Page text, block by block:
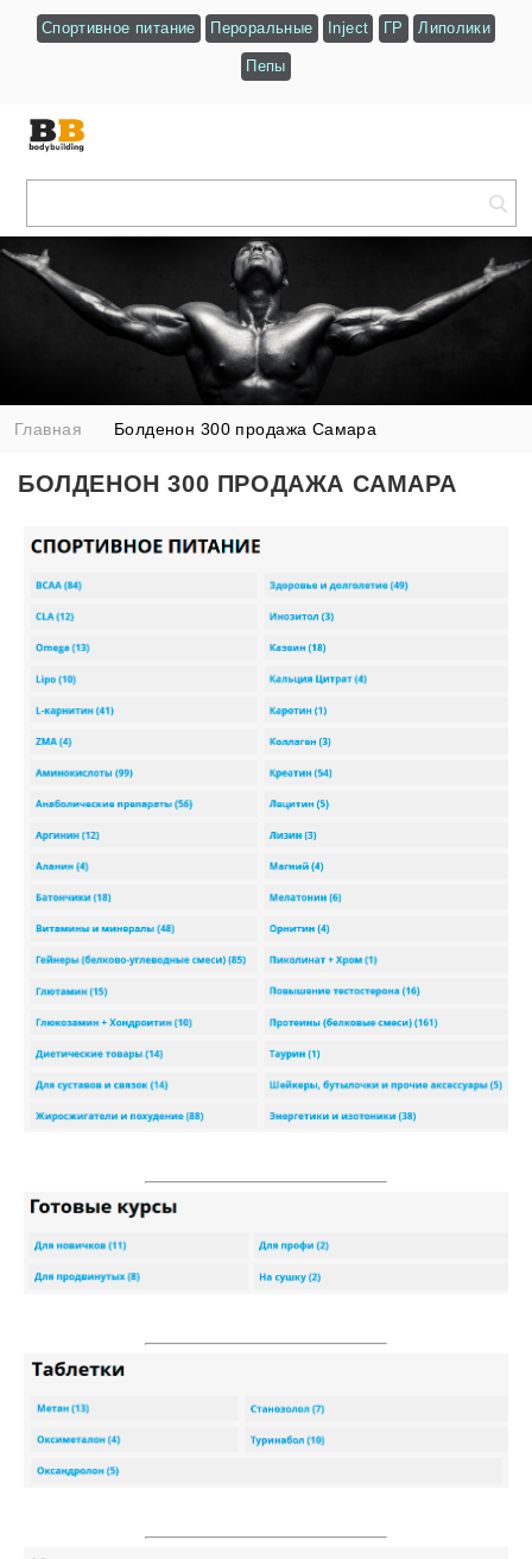
Спортивное питание Пероральные Inject ГР Липолики
Пепы
Главная Болденон 300 продажа Самара
БОЛДЕНОН 300 ПРОДАЖА САМАРА